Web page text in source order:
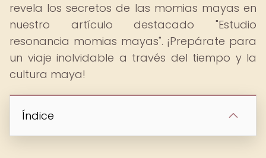
revela los secretos de las momias mayas en
nuestro artículo destacado "Estudio
resonancia momias mayas". ¡Prepárate para
un viaje inolvidable a través del tiempo y la
cultura maya!
Índice